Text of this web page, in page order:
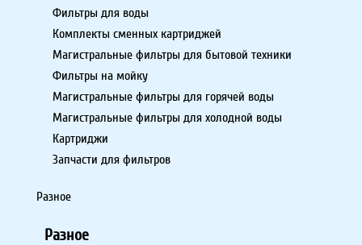
Фильтры для воды
Комплекты сменных картриджей
Магистральные фильтры для бытовой техники
Фильтры на мойку
Магистральные фильтры для горячей воды
Магистральные фильтры для холодной воды
Картриджи
Запчасти для фильтров
Разное
Разное